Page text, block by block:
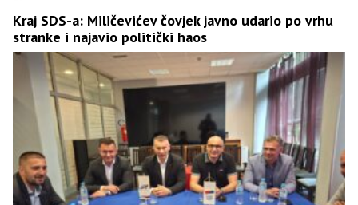
Kraj SDS-a: Miličevićev čovjek javno udario po vrhu
stranke i najavio politički haos